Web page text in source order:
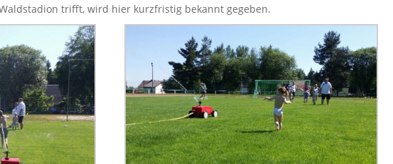
trifft, wird hier kurzfristig bekannt gegeben.